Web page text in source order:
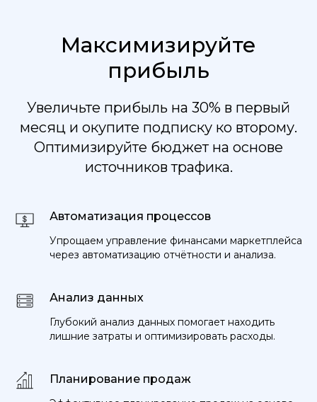
Максимизируйте
прибыль
Увеличьте прибыль на 30% в первый
месяц и окупите подписку ко второму.
Оптимизируйте бюджет на основе
источников трафика.
Автоматизация процессов
Упрощаем управление финансами маркетплейса
через автоматизацию отчётности и анализа.
Анализ данных
Глубокий анализ данных помогает находить
лишние затраты и оптимизировать расходы.
Планирование продаж